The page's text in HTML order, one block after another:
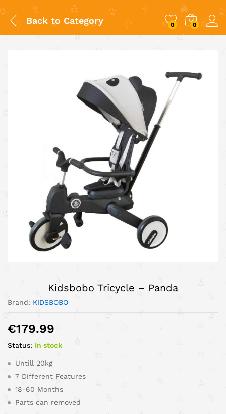
Back to Category 0 0
Kidsbobo Tricycle – Panda
Brand: KIDSBOBO
€179.99
Status: In stock
Untill 20kg
7 Different Features
18-60 Months
Parts can removed